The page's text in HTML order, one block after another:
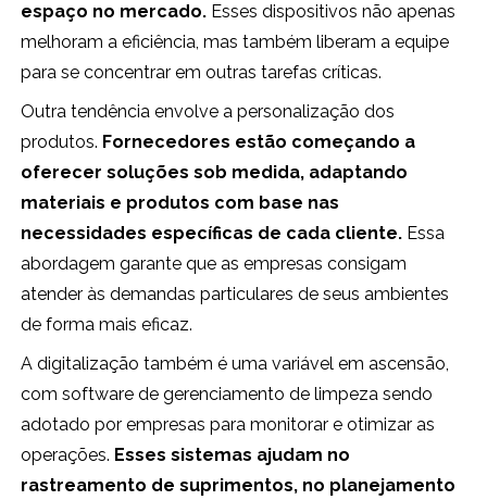
espaço no mercado. Esses dispositivos não apenas
melhoram a eficiência, mas também liberam a equipe
para se concentrar em outras tarefas críticas.
Outra tendência envolve a personalização dos
produtos. Fornecedores estão começando a
oferecer soluções sob medida, adaptando
materiais e produtos com base nas
necessidades específicas de cada cliente. Essa
abordagem garante que as empresas consigam
atender às demandas particulares de seus ambientes
de forma mais eficaz.
A digitalização também é uma variável em ascensão,
com software de gerenciamento de limpeza sendo
adotado por empresas para monitorar e otimizar as
operações. Esses sistemas ajudam no
rastreamento de suprimentos, no planejamento